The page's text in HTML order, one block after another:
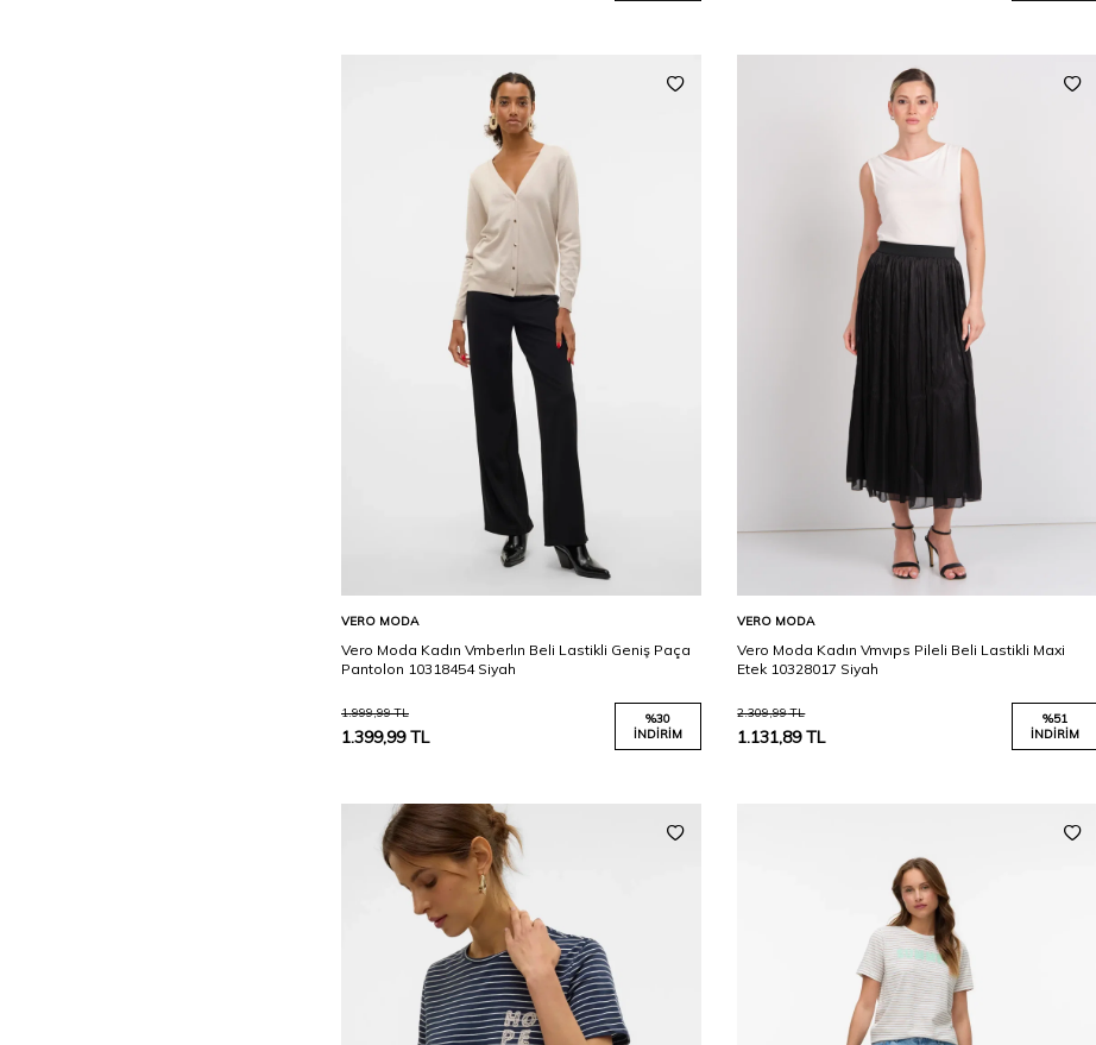
Sepete Ekle
VERO MODA
Vero Moda Kadın Vmberlın Beli Lastikli Geniş Paça
Pantolon 10318454 Siyah
1.999,99TL
1.399,99TL
%30
İNDIRIM
Sepete Ekle
VERO MODA
Vero Moda Kadın Vmvıps Pileli Beli Lastikli Maxi
Etek 10328017 Siyah
2.309,99TL
1.131,89TL
%51
İNDIRIM